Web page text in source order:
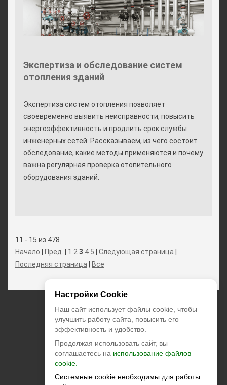
Экспертиза и обследование систем
отопления зданий
Экспертиза систем отопления позволяет
своевременно выявить неисправности, повысить
энергоэффективность и продлить срок службы
инженерных сетей. Рассказываем, из чего состоит
обследование, какие методы применяются и почему
важна регулярная проверка отопительного
оборудования зданий.
11 - 15 из 478
Начало
Пред. 1 2 3 4 5 Следующая страница
Последняя страница
Все
+7 (495) 374-55-85
zakaz@climatstar.ru
Москва,Кибальчича, д.2 корп.1
climatstar © 2026 All rights reserved
Настройки Cookie
Наш сайт использует файлы cookie, чтобы
улучшить работу сайта, повысить его
эффективность и удобство.
Продолжая использовать сайт, вы
соглашаетесь на использование файлов
cookie.
Системные cookie необходимы для работы